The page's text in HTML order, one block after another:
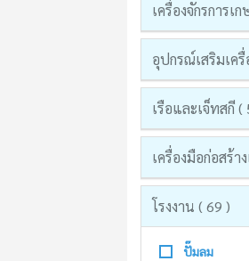
เครื่องจักรการเ
อุปกรณ์เสริมเค
เรือและเจ็ทสกี (
เครื่องมือก่อสร้
โรงงาน ( 69 )
ปั๊มลม